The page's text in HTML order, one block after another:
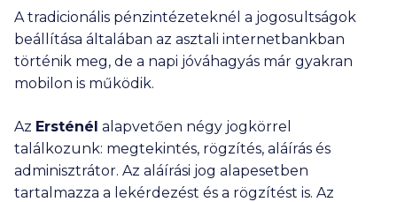
A tradicionális pénzintézeteknél a jogosultságok
beállítása általában az asztali internetbankban
történik meg, de a napi jóváhagyás már gyakran
mobilon is működik.
Az Ersténél alapvetően négy jogkörrel
találkozunk: megtekintés, rögzítés, aláírás és
adminisztrátor. Az aláírási jog alapesetben
tartalmazza a lekérdezést és a rögzítést is. Az